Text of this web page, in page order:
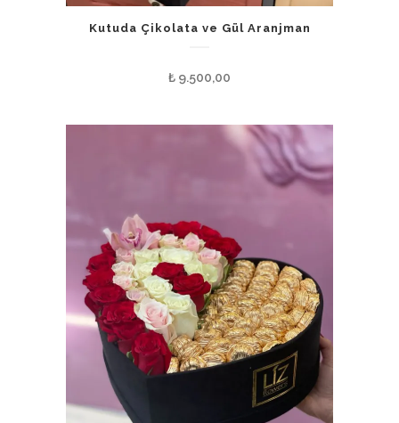
Kutuda Çikolata ve Gül Aranjman
₺ 9.500,00